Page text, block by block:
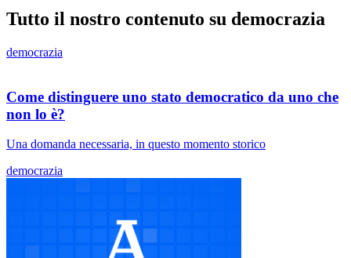
Tutto il nostro contenuto su democrazia
democrazia
Come distinguere uno stato democratico da uno che
non lo è?
Una domanda necessaria, in questo momento storico
democrazia